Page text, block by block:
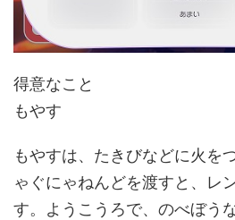
得意なこと
もやす
もやすは、たきびなどに火を
ゃぐにゃねんどを渡すと、レ
す。ようこうろで、のべぼう